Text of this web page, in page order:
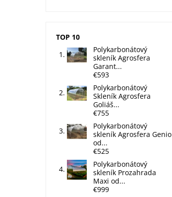
TOP 10
Polykarbonátový
skleník Agrosfera
Garant...
€593
Polykarbonátový
Skleník Agrosfera
Goliáš...
€755
Polykarbonátový
skleník Agrosfera Genio
od...
€525
Polykarbonátový
skleník Prozahrada
Maxi od...
€999